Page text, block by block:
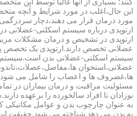
این حال،اغلب در مورد شرایط و آنچه
مورد درمان قرار می دهند،دچار
ارتوپدی درباره سیستم اسکلتی-عضلانی
ارتوپدی در تشخیص و درمان مشکلات
عضلانی تخصص دارند.ارتوپدی یک تخصص
سیستم اسکلتی-عضلانی بدن
عضلانی،استخوان
ها،غضروف ها و اعصاب را شامل می
مسئولیت مراقبت و درمان بیماران در
نوزادان تا افراد سالخورده را برعهده
به عنوان چارچوب بدن و عوامل مکانیکی
به بدن می دهد شناخته می شود.حقیقت